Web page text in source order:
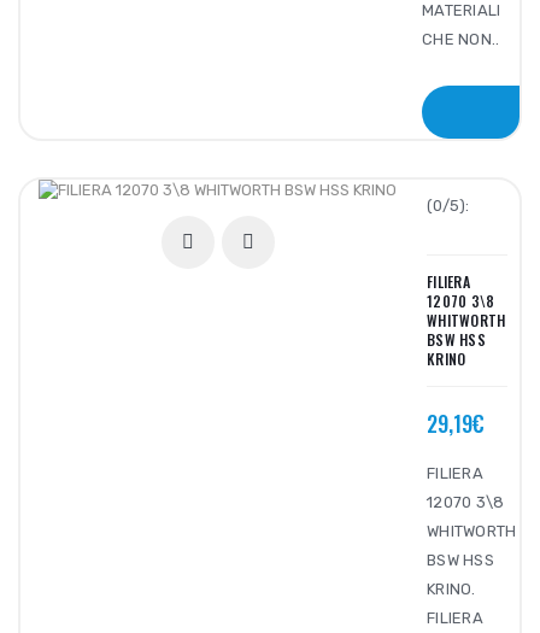
MATERIALI
CHE NON..
(0/5):
FILIERA
12070 3\8
WHITWORTH
BSW HSS
KRINO
29,19€
FILIERA
12070 3\8
WHITWORTH
BSW HSS
KRINO.
FILIERA